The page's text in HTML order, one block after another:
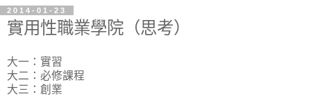
2014-01-23
實用性職業學院（思考）
大一：實習
大二：必修課程
大三：創業